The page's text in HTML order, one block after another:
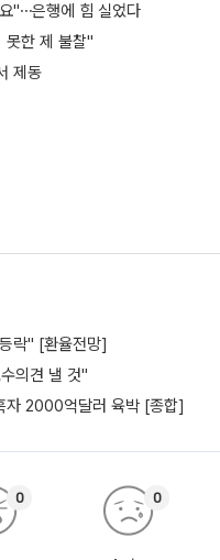
"⋯은행에 힘 실었다
못한 제 불찰"
제동
락" [환율전망]
의견 낼 것"
자 2000억달러 육박 [종합]
0 0